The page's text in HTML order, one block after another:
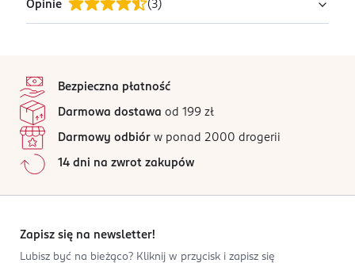
w linie
PRODUCENT/PODMIOT ODPOWIEDZIALNY
ROSSMANN SDP SP. z o.o.
Kod EAN
4 305615 638980
Opinie (3)
Wszystkie opinie są zweryfikowane zakupem.
4
0%
2
1
0%
Bezpieczna płatność
Darmowa dostawa od 199 zł
Darmowy odbiór w ponad 2000 drogerii
14 dni na zwrot zakupów
Zapisz się na newsletter!
Lubisz być na bieżąco? Kliknij w przycisk i zapisz się